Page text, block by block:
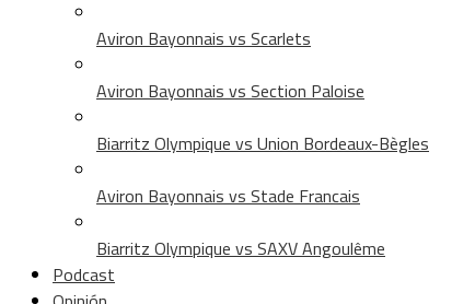
Aviron Bayonnais vs Scarlets
Aviron Bayonnais vs Section Paloise
Biarritz Olympique vs Union Bordeaux-Bègles
Aviron Bayonnais vs Stade Francais
Biarritz Olympique vs SAXV Angoulême
Podcast